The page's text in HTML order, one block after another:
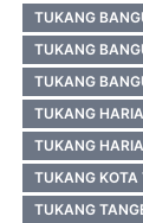
TUKANG
TUKANG
TUKANG
TUKANG
TUKANG
TUKANG KOTA
TUKANG